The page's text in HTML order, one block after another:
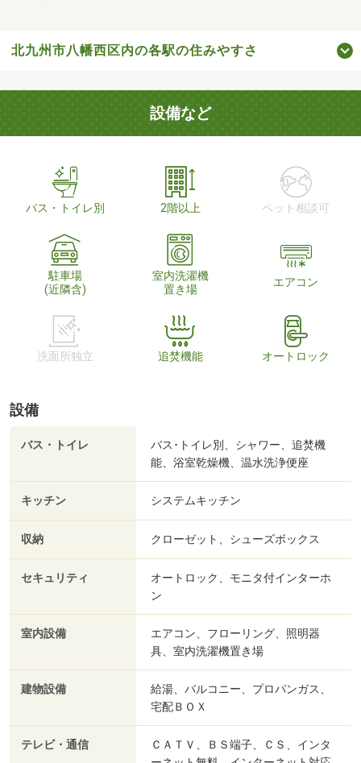
北九州市八幡西区内の各駅の住みやすさ
設備など
バス・トイレ別 2階以上 ペット相談可
駐車場
(近隣含)
室内洗濯機
置き場
エアコン
洗面所独立 追焚機能 オートロック
設備
バス・トイレ
バス･トイレ別、シャワー、追焚機
能、浴室乾燥機、温水洗浄便座
キッチン システムキッチン
収納 クローゼット、シューズボックス
セキュリティ
オートロック、モニタ付インターホ
ン
室内設備
エアコン、フローリング、照明器
具、室内洗濯機置き場
建物設備
給湯、バルコニー、プロパンガス、
宅配ＢＯＸ
テレビ・通信
ＣＡＴＶ、ＢＳ端子、ＣＳ、インタ